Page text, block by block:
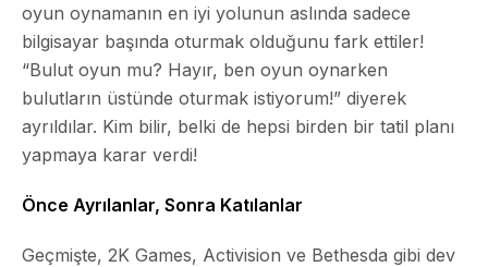
oyun oynamanın en iyi yolunun aslında sadece
bilgisayar başında oturmak olduğunu fark ettiler!
“Bulut oyun mu? Hayır, ben oyun oynarken
bulutların üstünde oturmak istiyorum!” diyerek
ayrıldılar. Kim bilir, belki de hepsi birden bir tatil planı
yapmaya karar verdi!
Önce Ayrılanlar, Sonra Katılanlar
Geçmişte, 2K Games, Activision ve Bethesda gibi dev